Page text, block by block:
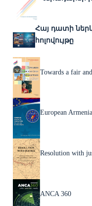
Հայ դատի
հոլովույթը
Towards a fair
European
Resolution with
ANCA 360